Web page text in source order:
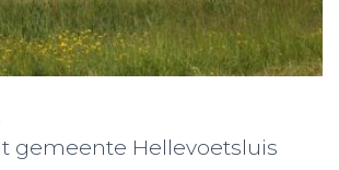
gemeente Hellevoetsluis